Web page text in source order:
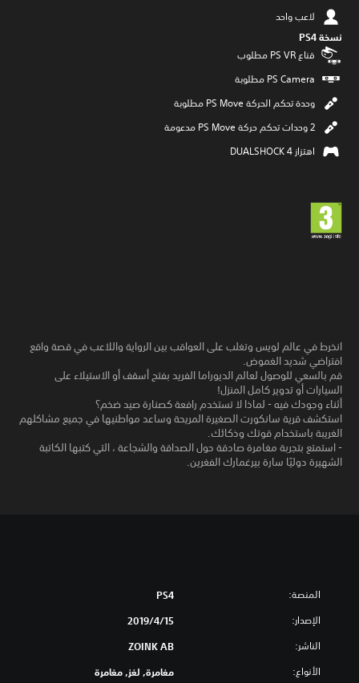
لاعب واحد
نسخة PS4‏
قناع PS VR مطلوب
وحدة تحكم الحركة PS Move مطلوبة
2 وحدات تحكم حركة PS Move مدعومة
اهتزاز DUALSHOCK 4‏
انخرط في عالم لويس وتغلب على العواقب بين الرواية واللاعب في قصة واقع
افتراضي شديد الغموض.
قم بالسعي للوصول لعالم الديوراما الفريد بفتح أسقف أو الاستيلاء على
السيارات أو تدوير كامل المنزل!
أثناء وجودك فيه - لماذا لا تستخدم رافعة كصنارة صيد ضخم؟
استكشف قرية سانكورت الصغيرة المريحة وساعد مواطنيها في جميع مشاكلهم
الغريبة باستخدام قوتك وذكائك.
- استمتع بتجربة مغامرة صادقة حول الصداقة والشجاعة ، التي كتبها الكاتبة
الشهيرة دوليًا سارة بيرغمارك الفغرين.
المنصة: PS4
الإصدار: 15‏/4‏/2019
الناشر: ZOINK AB
الأنواع: مغامرة, لغز, مغامرة